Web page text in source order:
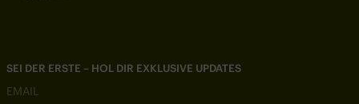
SEI DER ERSTE – HOL DIR EXKLUSIVE UPDATES
EMAIL